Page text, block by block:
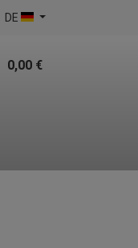
DE
0,00 €